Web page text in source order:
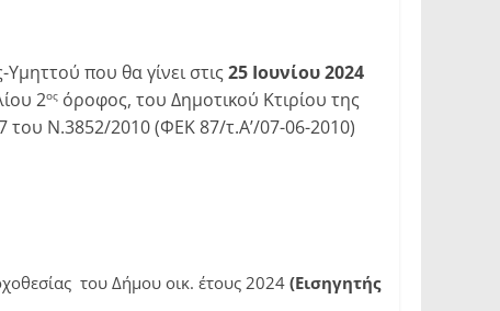
που θα γίνει στις 25 Ιουνίου 2024
2ος όροφος, του Δημοτικού Κτιρίου της
Ν.3852/2010 (ΦΕΚ 87/τ.Α’/07-06-2010)
του Δήμου οικ. έτους 2024 (Εισηγητής